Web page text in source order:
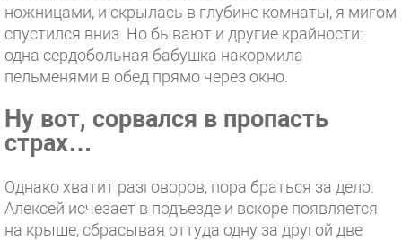
ножницами, и скрылась в глубине комнаты, я мигом
спустился вниз. Но бывают и другие крайности:
одна сердобольная бабушка накормила
пельменями в обед прямо через окно.
Ну вот, сорвался в пропасть
страх…
Однако хватит разговоров, пора браться за дело.
Алексей исчезает в подъезде и вскоре появляется
на крыше, сбрасывая оттуда одну за другой две